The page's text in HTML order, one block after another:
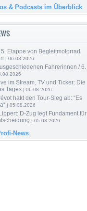
& Podcasts im Überblick
Etappe von Begleitmotorrad
| 06.08.2026
Fahrerinnen / 6.
im Stream, TV und Ticker: Die
Tages | 06.08.2026
hakt den Tour-Sieg ab: “Es
| 05.08.2026
D-Zug legt Fundament für
| 05.08.2026
News